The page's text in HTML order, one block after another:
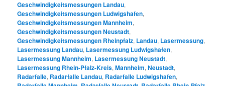
Geschwindigkeitsmessungen Landau,
Geschwindigkeitsmessungen Ludwigshafen,
Geschwindigkeitsmessungen Mannheim,
Geschwindigkeitsmessungen Neustadt,
Geschwindigkeitsmessungen Rheinpfalz, Landau, Lasermessung,
Lasermessung Landau, Lasermessung Ludwigshafen,
Lasermessung Mannheim, Lasermessung Neustadt,
Lasermessung Rhein-Pfalz-Kreis,Mannheim,Neustadt,
Radarfalle, Radarfalle Landau, Radarfalle Ludwigshafen,